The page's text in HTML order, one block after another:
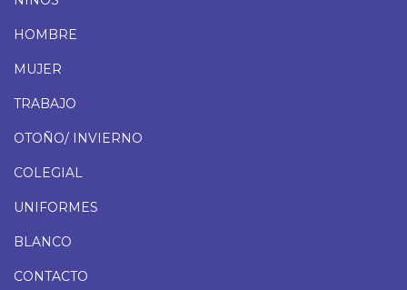
HOMBRE
MUJER
TRABAJO
OTOÑO/ INVIERNO
COLEGIAL
UNIFORMES
BLANCO
CONTACTO